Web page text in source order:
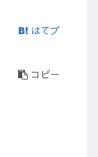
はてブ
コピー